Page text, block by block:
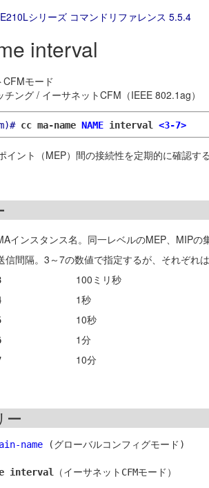
シリーズ コマンドリファレンス 5.5.4
interval
モード
チング / イーサネットCFM（IEEE 802.1ag）
cc ma-name NAME interval <3-7>
イント（MEP）間の接続性を定期的に確認す
インスタンス名。同一レベルのMEP、MIPの
信間隔。3～7の数値で指定するが、それぞれ
100ミリ秒
1秒
10秒
1分
10分
ー
name (グローバルコンフィグモード)
interval